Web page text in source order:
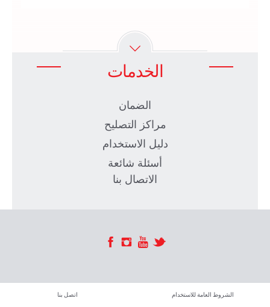
الخدمات
الضمان
مراكز التصليح
دليل الاستخدام
أسئلة شائعة
الاتصال بنا
اتصل بنا الشروط العامة للاستخدام